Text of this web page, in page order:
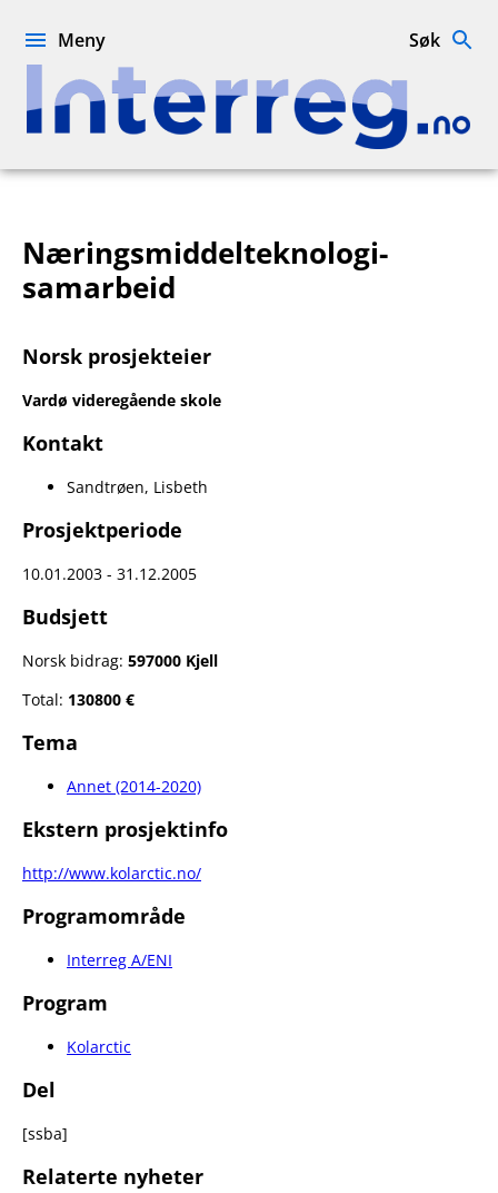
Interreg.no
Meny Søk
Næringsmiddelteknologi-
samarbeid
Norsk prosjekteier
Vardø videregående skole
Kontakt
Sandtrøen, Lisbeth
Prosjektperiode
10.01.2003 - 31.12.2005
Budsjett
Norsk bidrag: 597000 Kjell
Total: 130800 €
Tema
Annet (2014-2020)
Ekstern prosjektinfo
http://www.kolarctic.no/
Programområde
Interreg A/ENI
Program
Kolarctic
Del
[ssba]
Relaterte nyheter